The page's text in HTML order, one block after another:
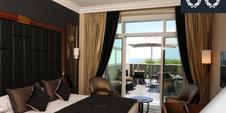
This page can't load Google Maps correctly.
Do you own this website?